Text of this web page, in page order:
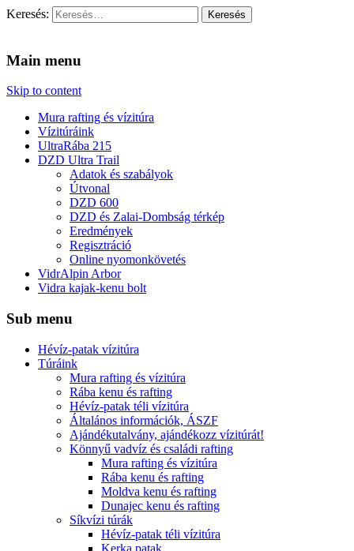
Keresés:
Main menu
Skip to content
Mura rafting és vízitúra
Vízitúráink
UltraRába 215
DZD Ultra Trail
Adatok és szabályok
Útvonal
DZD 600
DZD és Zalai-Dombság térkép
Eredmények
Regisztráció
Online nyomonkövetés
VidrAlpin Arbor
Vidra kajak-kenu bolt
Sub menu
Hévíz-patak vízitúra
Túráink
Mura rafting és vízitúra
Rába kenu és rafting
Hévíz-patak téli vízitúra
Általános információk, ÁSZF
Ajándékutalvány, ajándékozz vízitúrát!
Könnyű vadvíz és családi rafting
Mura rafting és vízitúra
Rába kenu és rafting
Moldva kenu és rafting
Dunajec kenu és rafting
Síkvízi túrák
Hévíz-patak téli vízitúra
Kerka patak